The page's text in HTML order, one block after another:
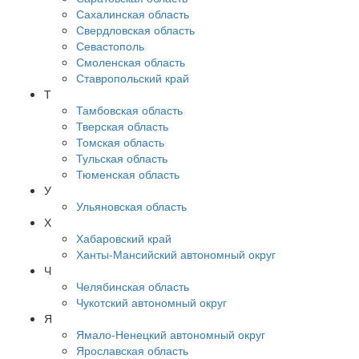
Сахалинская область
Свердловская область
Севастополь
Смоленская область
Ставропольский край
Т
Тамбовская область
Тверская область
Томская область
Тульская область
Тюменская область
У
Ульяновская область
Х
Хабаровский край
Ханты-Мансийский автономный округ
Ч
Челябинская область
Чукотский автономный округ
Я
Ямало-Ненецкий автономный округ
Ярославская область